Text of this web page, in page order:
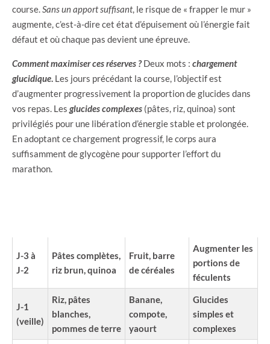
course. Sans un apport suffisant, le risque de « frapper le mur »
augmente, c’est-à-dire cet état d’épuisement où l’énergie fait
défaut et où chaque pas devient une épreuve.
Comment maximiser ces réserves ?Deux mots : chargement
glucidique Les jours précédant la course, l’objectif est
d’augmenter progressivement la proportion de glucides dans
vos repas. Les glucides complexes (pâtes, riz, quinoa) sont
privilégiés pour une libération d’énergie stable et prolongée.
En adoptant ce chargement progressif, le corps aura
suffisamment de glycogène pour supporter l’effort du
marathon.
J-3 à
J-2
Pâtes complètes,
riz brun, quinoa
Fruit, barre
de céréales
Augmenter les
portions de
féculents
J-1
(veille)
Riz, pâtes
blanches,
pommes de terre
Banane,
compote,
yaourt
Glucides
simples et
complexes